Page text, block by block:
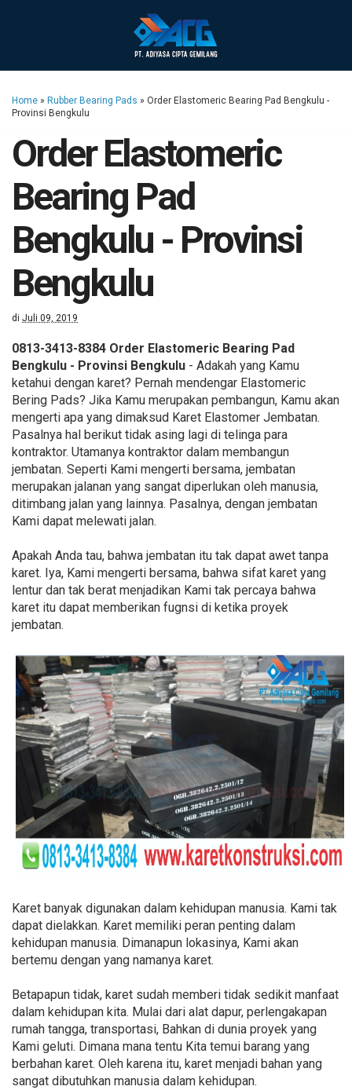
Home » Rubber Bearing Pads » Order Elastomeric Bearing Pad Bengkulu -
Provinsi Bengkulu
Order Elastomeric
Bearing Pad
Bengkulu - Provinsi
Bengkulu
di Juli 09, 2019
0813-3413-8384 Order Elastomeric Bearing Pad
Bengkulu - Provinsi Bengkulu - Adakah yang Kamu
ketahui dengan karet? Pernah mendengar Elastomeric
Bering Pads? Jika Kamu merupakan pembangun, Kamu akan
mengerti apa yang dimaksud Karet Elastomer Jembatan.
Pasalnya hal berikut tidak asing lagi di telinga para
kontraktor. Utamanya kontraktor dalam membangun
jembatan. Seperti Kami mengerti bersama, jembatan
merupakan jalanan yang sangat diperlukan oleh manusia,
ditimbang jalan yang lainnya. Pasalnya, dengan jembatan
Kami dapat melewati jalan.
Apakah Anda tau, bahwa jembatan itu tak dapat awet tanpa
karet. Iya, Kami mengerti bersama, bahwa sifat karet yang
lentur dan tak berat menjadikan Kami tak percaya bahwa
karet itu dapat memberikan fugnsi di ketika proyek
jembatan.
Karet banyak digunakan dalam kehidupan manusia. Kami tak
dapat dielakkan. Karet memiliki peran penting dalam
kehidupan manusia. Dimanapun lokasinya, Kami akan
bertemu dengan yang namanya karet.
Betapapun tidak, karet sudah memberi tidak sedikit manfaat
dalam kehidupan kita. Mulai dari alat dapur, perlengakapan
rumah tangga, transportasi, Bahkan di dunia proyek yang
Kami geluti. Dimana mana tentu Kita temui barang yang
berbahan karet. Oleh karena itu, karet menjadi bahan yang
sangat dibutuhkan manusia dalam kehidupan.